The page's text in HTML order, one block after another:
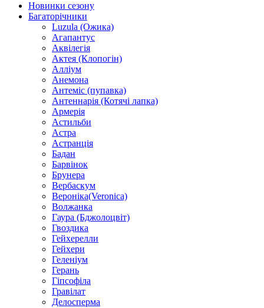
Новинки сезону
Багаторічники
Luzula (Ожика)
Агапантус
Аквілегія
Актея (Клопогін)
Алліум
Анемона
Антеміс (пупавка)
Антеннарія (Котячі лапка)
Армерія
Астильби
Астра
Астранція
Бадан
Барвінок
Брунера
Вербаскум
Вероніка(Veronica)
Волжанка
Гаура (Бджолоцвіт)
Гвоздика
Гейхерелли
Гейхери
Геленіум
Герань
Гіпсофіла
Гравілат
Делосперма